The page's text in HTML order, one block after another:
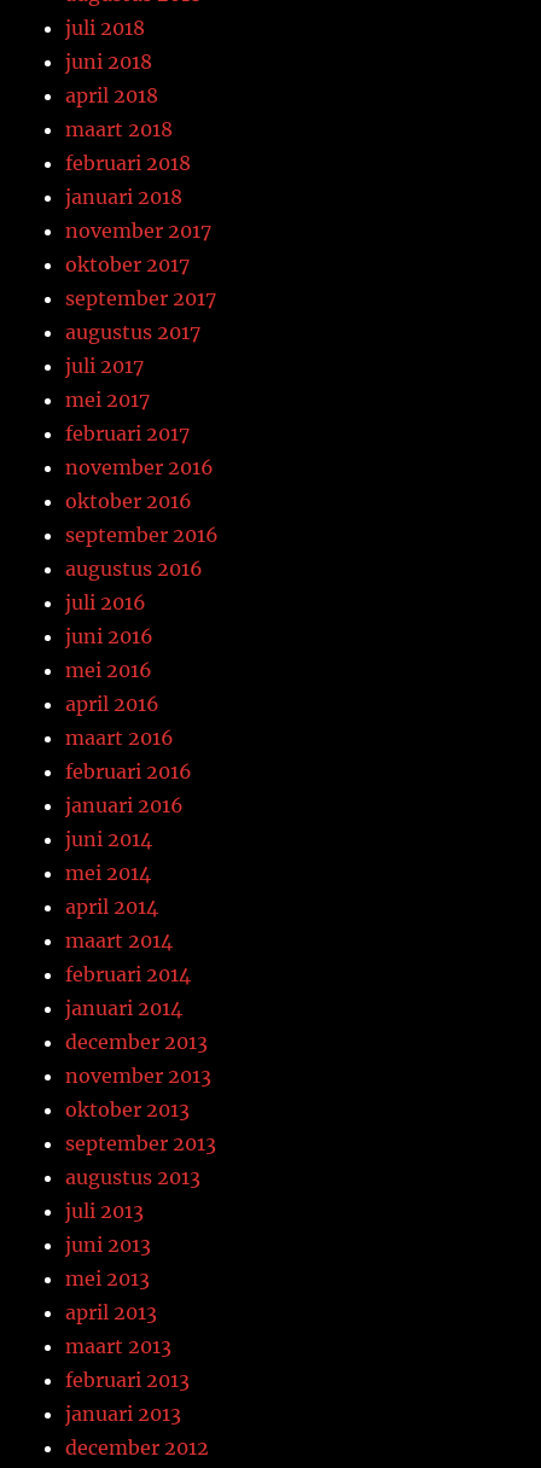
juli 2018
juni 2018
april 2018
maart 2018
februari 2018
januari 2018
november 2017
oktober 2017
september 2017
augustus 2017
juli 2017
mei 2017
februari 2017
november 2016
oktober 2016
september 2016
augustus 2016
juli 2016
juni 2016
mei 2016
april 2016
maart 2016
februari 2016
januari 2016
juni 2014
mei 2014
april 2014
maart 2014
februari 2014
januari 2014
december 2013
november 2013
oktober 2013
september 2013
augustus 2013
juli 2013
juni 2013
mei 2013
april 2013
maart 2013
februari 2013
januari 2013
december 2012